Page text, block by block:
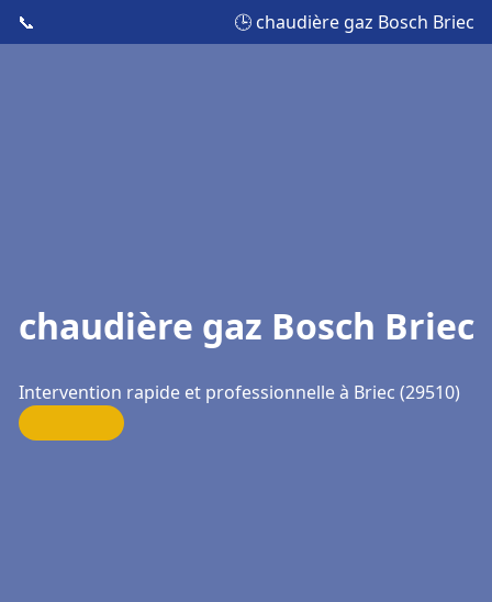
📞 🕒 chaudière gaz Bosch Briec
chaudière gaz Bosch Briec
Intervention rapide et professionnelle à Briec (29510)